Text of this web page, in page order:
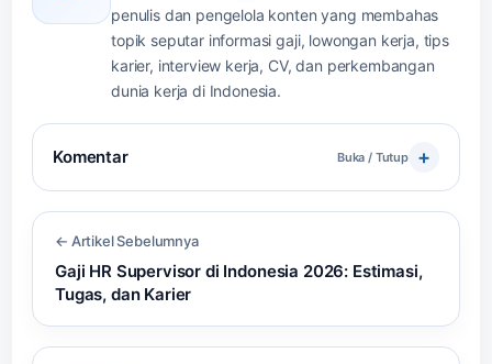
penulis dan pengelola konten yang membahas
topik seputar informasi gaji, lowongan kerja, tips
karier, interview kerja, CV, dan perkembangan
dunia kerja di Indonesia.
Komentar Buka / Tutup
← Artikel Sebelumnya
Gaji HR Supervisor di Indonesia 2026: Estimasi,
Tugas, dan Karier